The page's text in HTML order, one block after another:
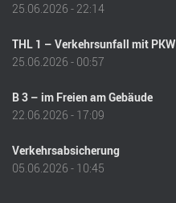
25.06.2026 - 22:14
THL 1 – Verkehrsunfall mit PKW
25.06.2026 - 00:57
B 3 – im Freien am Gebäude
22.06.2026 - 17:09
Verkehrsabsicherung
05.06.2026 - 10:45